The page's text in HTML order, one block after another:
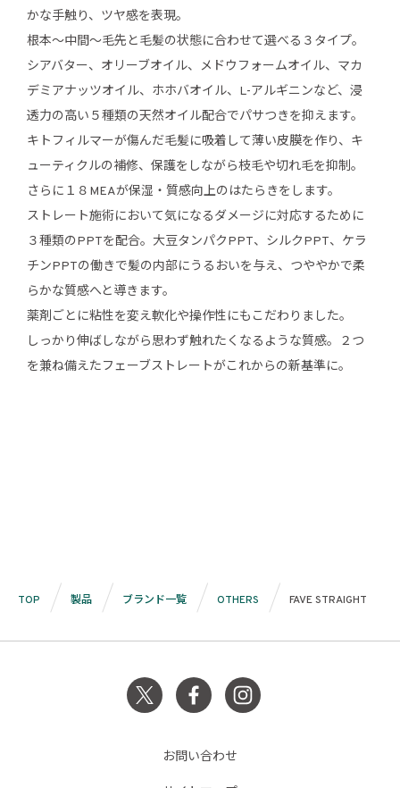
かな手触り、ツヤ感を表現。
根本～中間～毛先と毛髪の状態に合わせて選べる３タイプ。
シアバター、オリーブオイル、メドウフォームオイル、マカ
デミアナッツオイル、ホホバオイル、L-アルギニンなど、浸
透力の高い５種類の天然オイル配合でパサつきを抑えます。
キトフィルマーが傷んだ毛髪に吸着して薄い皮膜を作り、キ
ューティクルの補修、保護をしながら枝毛や切れ毛を抑制。
さらに１８MEAが保湿・質感向上のはたらきをします。
ストレート施術において気になるダメージに対応するために
３種類のPPTを配合。大豆タンパクPPT、シルクPPT、ケラ
チンPPTの働きで髪の内部にうるおいを与え、つややかで柔
らかな質感へと導きます。
薬剤ごとに粘性を変え軟化や操作性にもこだわりました。
しっかり伸ばしながら思わず触れたくなるような質感。２つ
を兼ね備えたフェーブストレートがこれからの新基準に。
TOP 製品 ブランド一覧 OTHERS FAVE STRAIGHT
お問い合わせ